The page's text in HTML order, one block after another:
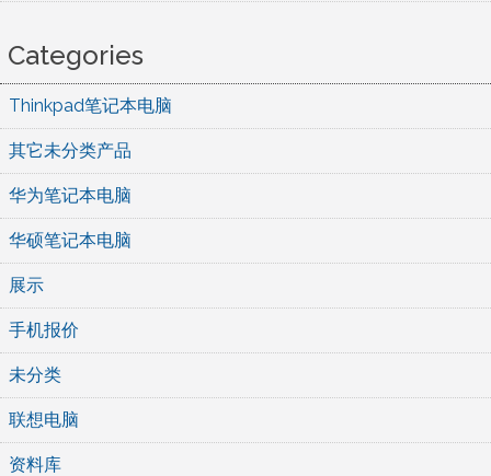
Categories
Thinkpad笔记本电脑
其它未分类产品
华为笔记本电脑
华硕笔记本电脑
展示
手机报价
未分类
联想电脑
资料库